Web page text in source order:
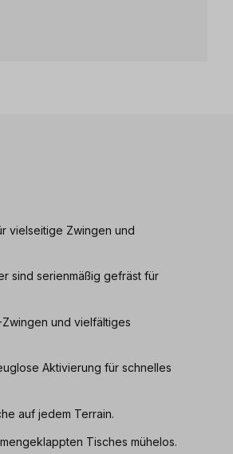
vielseitige Zwingen und
sind serienmäßig gefräst für
Zwingen und vielfältiges
Aktivierung für schnelles
auf jedem Terrain.
Tisches mühelos.